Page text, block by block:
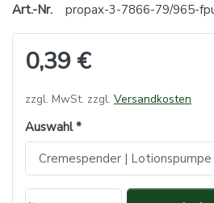
Art.-Nr.
propax-3-7866-79/965-
0,39 €
zzgl. MwSt. zzgl. Versandkosten
Auswahl